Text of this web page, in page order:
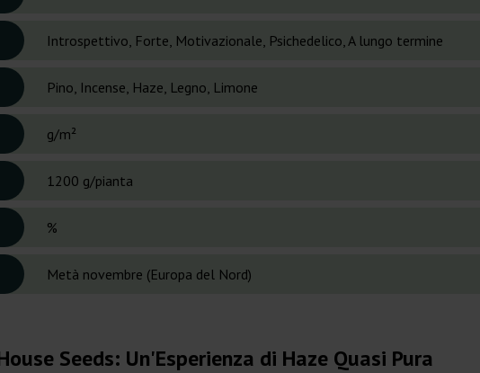
Introspettivo, Forte, Motivazionale, Psichedelico, A lungo termine
Pino, Incense, Haze, Legno, Limone
g/m²
1200 g/pianta
%
Metà novembre (Europa del Nord)
Seeds: Un'Esperienza di Haze Quasi Pura